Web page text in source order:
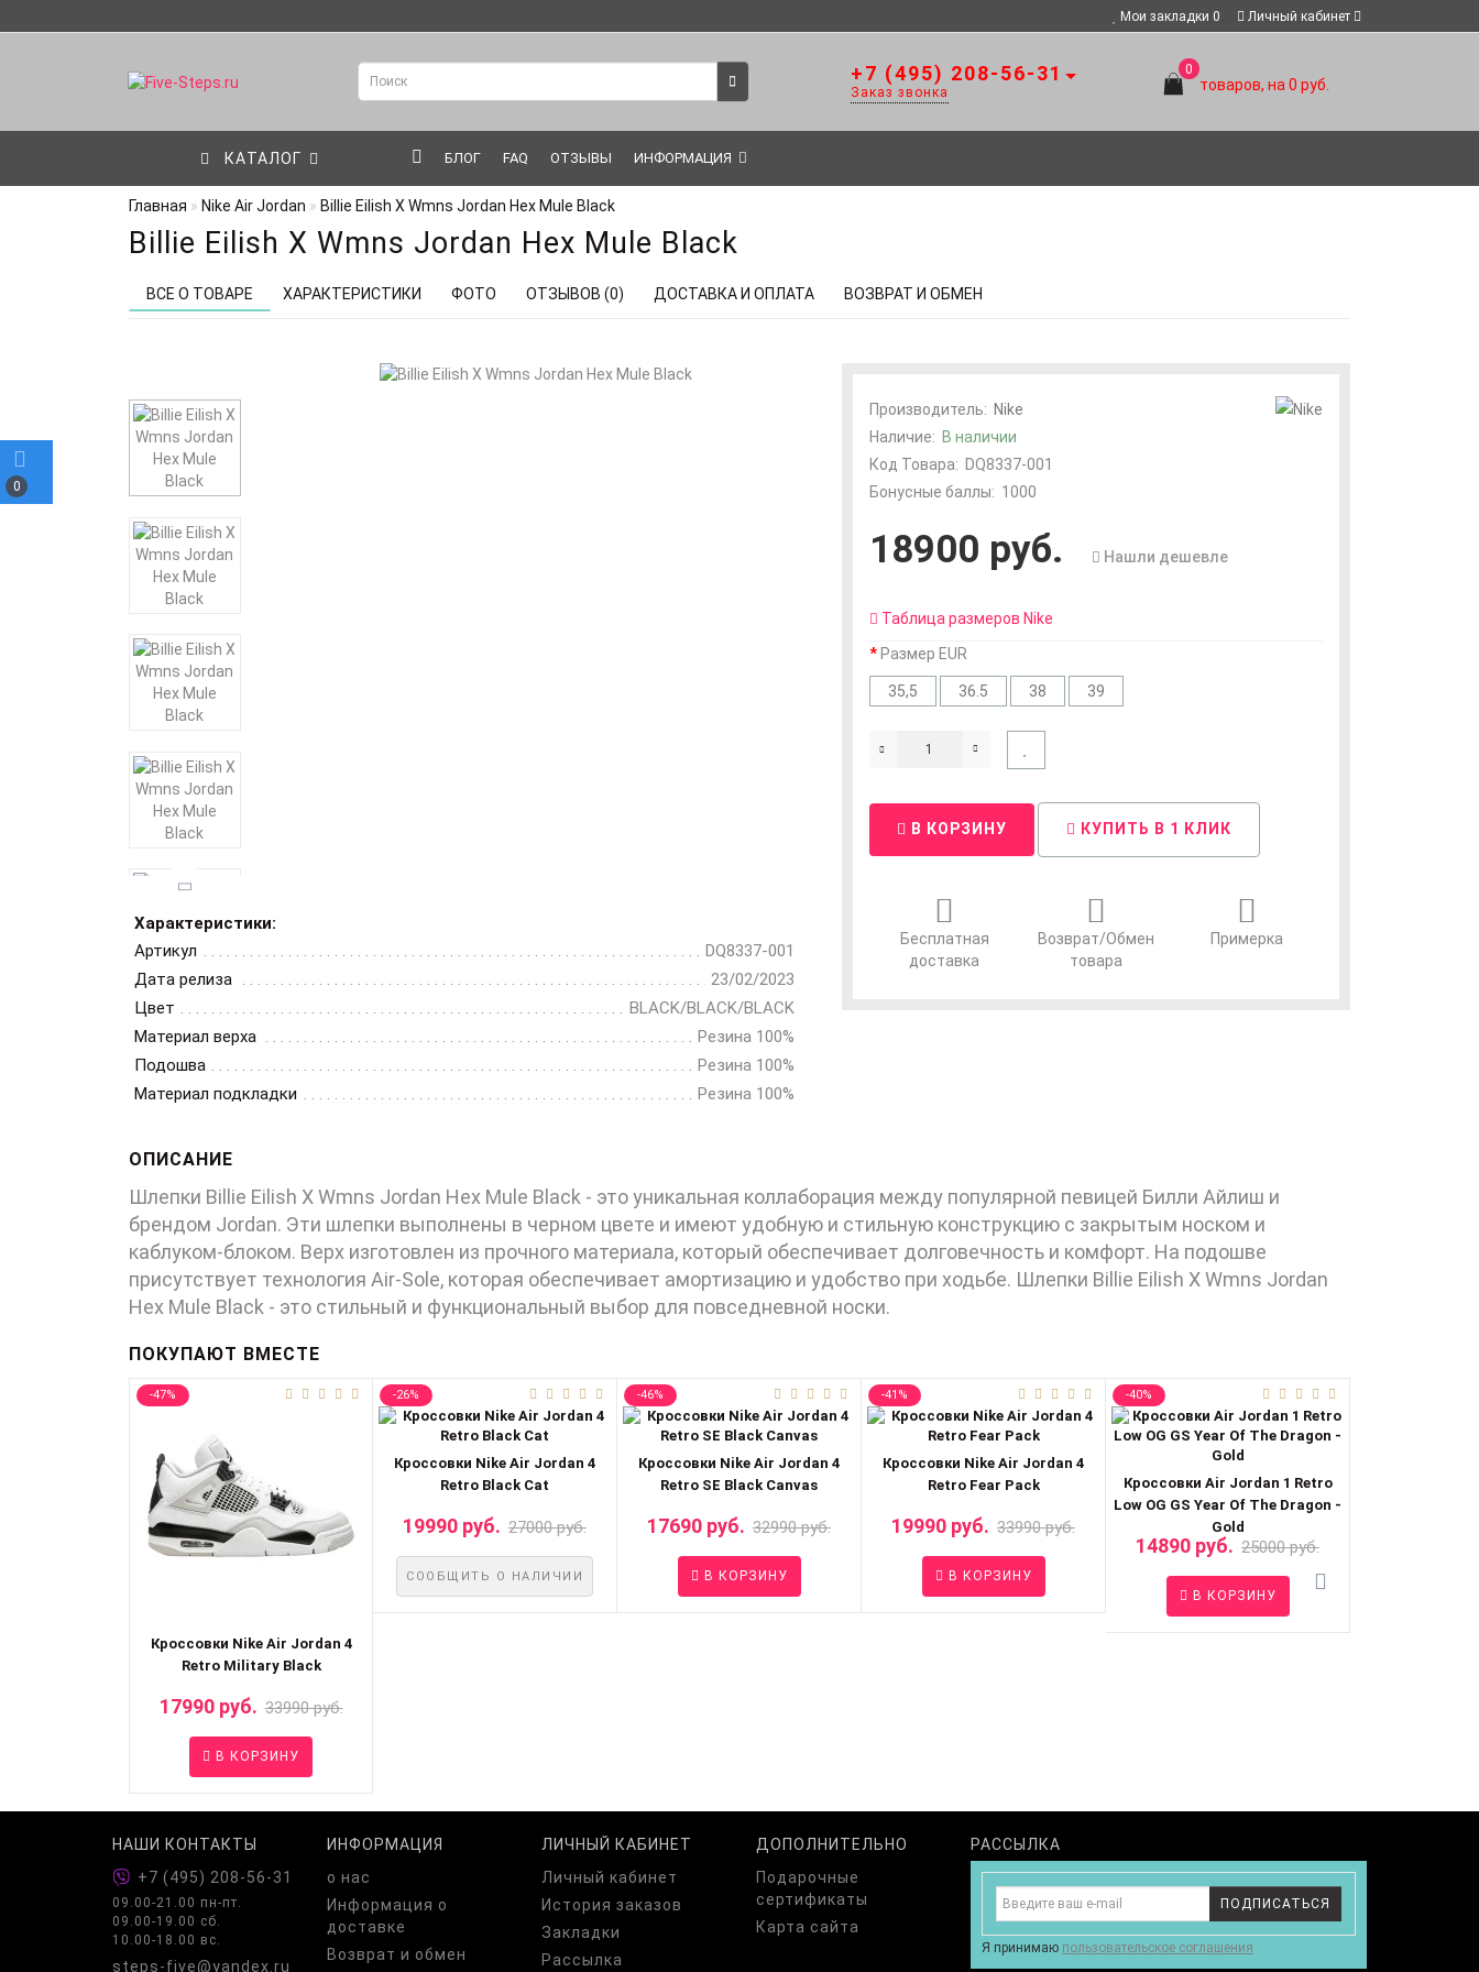
0
Мои закладки 0 Личный кабинет
0
товаров, на 0 руб.
+7 (495) 208-56-31
Заказ звонка
КАТАЛОГ БЛОГ FAQ ОТЗЫВЫ ИНФОРМАЦИЯ
Главная Nike Air Jordan Billie Eilish X Wmns Jordan Hex Mule Black
Billie Eilish X Wmns Jordan Hex Mule Black
ВСЕ О ТОВАРЕ ХАРАКТЕРИСТИКИ ФОТО ОТЗЫВОВ (0) ДОСТАВКА И ОПЛАТА ВОЗВРАТ И ОБМЕН
Характеристики:
Артикул
DQ8337-001
Дата релиза
23/02/2023
Цвет
BLACK/BLACK/BLACK
Материал верха
Резина 100%
Подошва
Резина 100%
Материал подкладки
Резина 100%
Производитель: Nike
Наличие: В наличии
Код Товара: DQ8337-001
Бонусные баллы: 1000
18900 руб. Нашли дешевле
Таблица размеров Nike
Размер EUR
35,5 36.5 38 39
В КОРЗИНУ КУПИТЬ В 1 КЛИК
Бесплатная
доставка
Возврат/Обмен
товара
Примерка
ОПИСАНИЕ
Шлепки Billie Eilish X Wmns Jordan Hex Mule Black - это уникальная коллаборация между популярной певицей Билли Айлиш и
брендом Jordan. Эти шлепки выполнены в черном цвете и имеют удобную и стильную конструкцию с закрытым носком и
каблуком-блоком. Верх изготовлен из прочного материала, который обеспечивает долговечность и комфорт. На подошве
присутствует технология Air-Sole, которая обеспечивает амортизацию и удобство при ходьбе. Шлепки Billie Eilish X Wmns Jordan
Hex Mule Black - это стильный и функциональный выбор для повседневной носки.
ПОКУПАЮТ ВМЕСТЕ
-47%
Кроссовки Nike Air Jordan 4
Retro Military Black
17990 руб. 33990 руб.
В КОРЗИНУ
-26%
Кроссовки Nike Air Jordan 4
Retro Black Cat
19990 руб. 27000 руб.
СООБЩИТЬ О НАЛИЧИИ
-46%
Кроссовки Nike Air Jordan 4
Retro SE Black Canvas
17690 руб. 32990 руб.
В КОРЗИНУ
-41%
Кроссовки Nike Air Jordan 4
Retro Fear Pack
19990 руб. 33990 руб.
В КОРЗИНУ
-40%
Кроссовки Air Jordan 1 Retro
Low OG GS Year Of The Dragon -
Gold
14890 руб. 25000 руб.
В КОРЗИНУ
НАШИ КОНТАКТЫ
+7 (495) 208-56-31
09.00-21.00 пн-пт.
09.00-19.00 сб.
10.00-18.00 вс.
steps-five@yandex.ru
ИНФОРМАЦИЯ
о нас
Информация о
доставке
Возврат и обмен
ЛИЧНЫЙ КАБИНЕТ
Личный кабинет
История заказов
Закладки
Рассылка
ДОПОЛНИТЕЛЬНО
Подарочные
сертификаты
Карта сайта
РАССЫЛКА
ПОДПИСАТЬСЯ
Я принимаю пользовательское соглашения